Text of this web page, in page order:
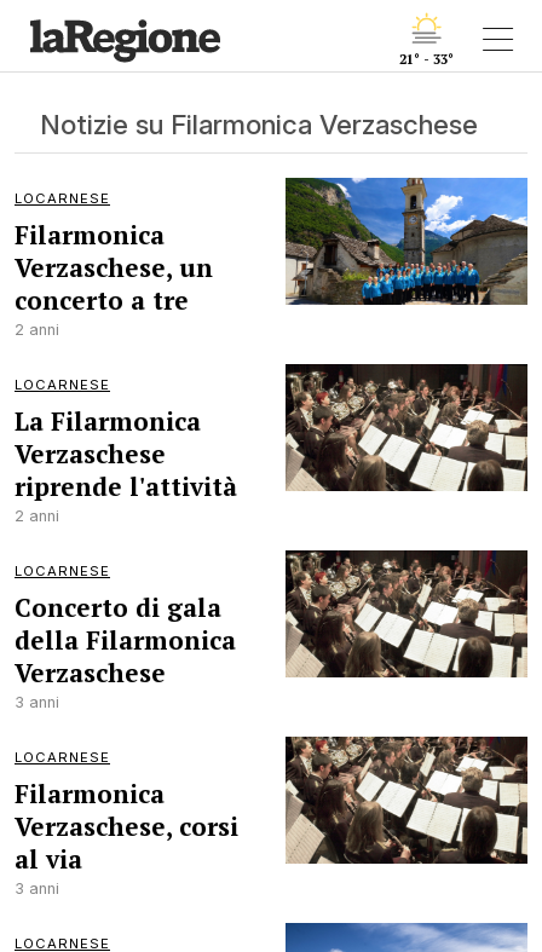
21° - 33°
Notizie su Filarmonica Verzaschese
LOCARNESE
Filarmonica
Verzaschese, un
concerto a tre
2 anni
LOCARNESE
La Filarmonica
Verzaschese
riprende l'attività
2 anni
LOCARNESE
Concerto di gala
della Filarmonica
Verzaschese
3 anni
LOCARNESE
Filarmonica
Verzaschese, corsi
al via
3 anni
LOCARNESE